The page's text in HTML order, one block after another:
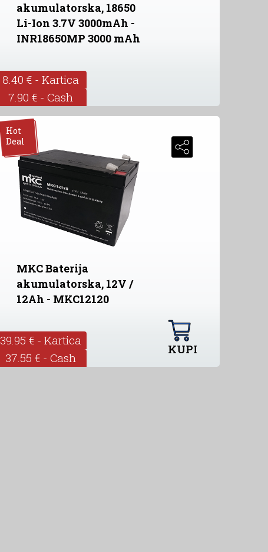
akumulatorska, 18650
Li-Ion 3.7V 3000mAh -
INR18650MP 3000 mAh
8.40 € - Kartica
7.90 € - Cash
Hot
Deal
MKC Baterija
akumulatorska, 12V /
12Ah - MKC12120
39.95 € - Kartica
37.55 € - Cash
KUPI